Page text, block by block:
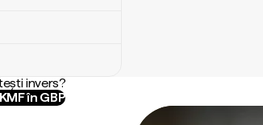
invers?
în GBP